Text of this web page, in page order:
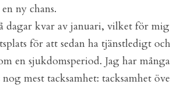
ny chans.
dagar kvar av januari, vilket för
för att sedan ha tjänstledigt
en sjukdomsperiod. Jag har
mest tacksamhet: tacksamhet